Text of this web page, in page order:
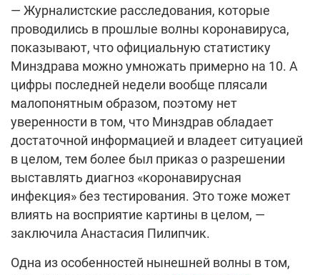
— Журналистские расследования, которые
проводились в прошлые волны коронавируса,
показывают, что официальную статистику
Минздрава можно умножать примерно на 10. А
цифры последней недели вообще плясали
малопонятным образом, поэтому нет
уверенности в том, что Минздрав обладает
достаточной информацией и владеет ситуацией
в целом, тем более был приказ о разрешении
выставлять диагноз «коронавирусная
инфекция» без тестирования. Это тоже может
влиять на восприятие картины в целом, —
заключила Анастасия Пилипчик.
Одна из особенностей нынешней волны в том,